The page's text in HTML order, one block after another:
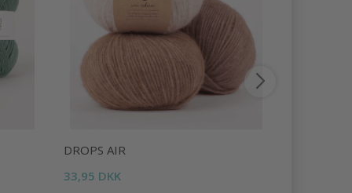
DROPS AIR
33,95 DKK